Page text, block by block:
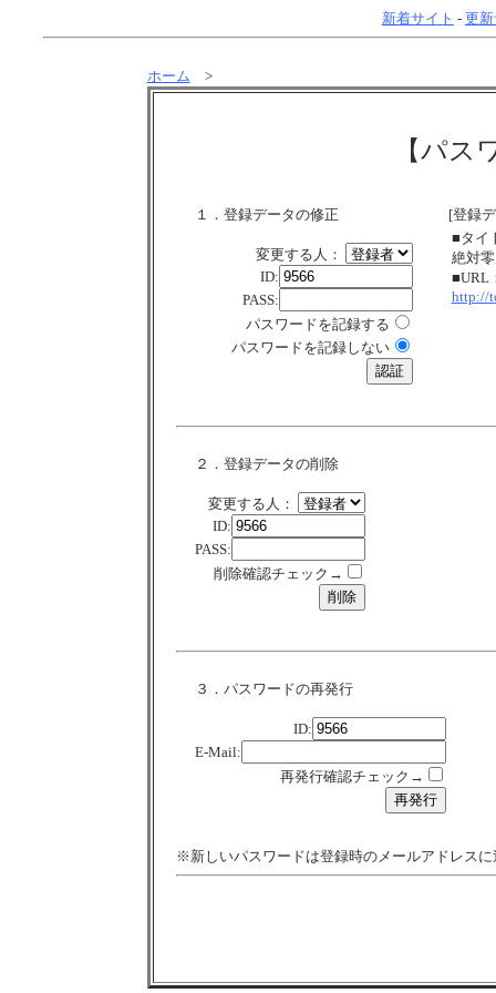
新着サイト - 更
ホーム >
【パス
１．登録データの修正
変更する人：
ID:
PASS:
パスワードを記録する
パスワードを記録しない
[登録
■タイ
絶対
■URL
http://
２．登録データの削除
変更する人：
ID:
PASS:
削除確認チェック→
３．パスワードの再発行
ID:
E-Mail:
再発行確認チェック→
※新しいパスワードは登録時のメールアドレスに